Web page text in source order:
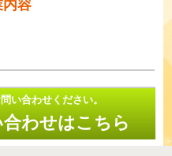
容
い合わせください。
わせはこちら